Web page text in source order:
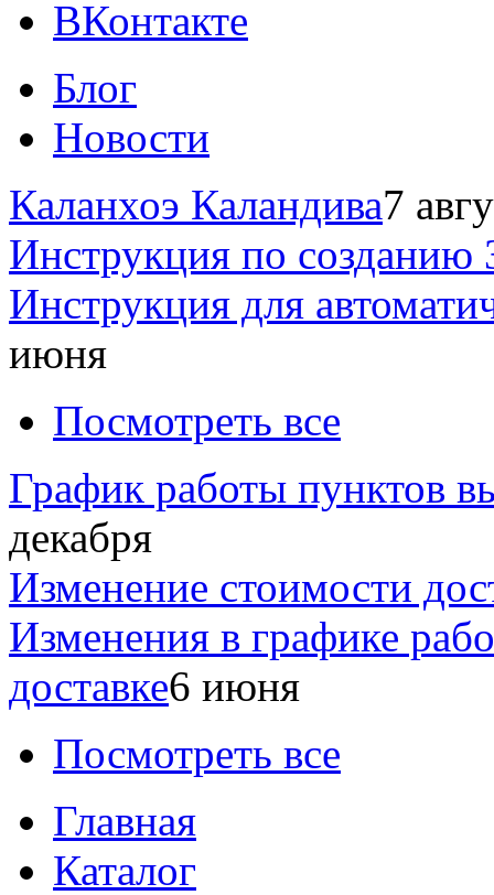
ВКонтакте
Блог
Новости
Каланхоэ Каландива7
Инструкция по созданию
Инструкция для
июня
Посмотреть все
График работы пунктов
декабря
Изменение стоимости
Изменения в графике
доставке6 июня
Посмотреть все
Главная
Каталог